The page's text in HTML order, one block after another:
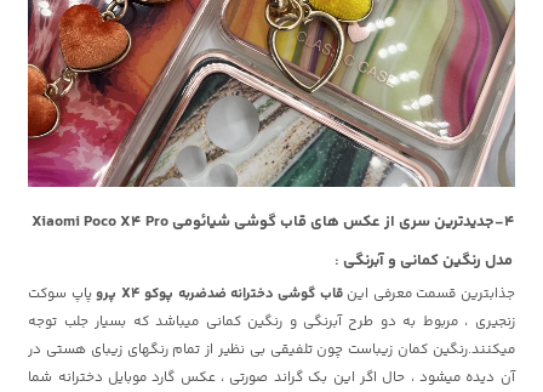
4-جدیدترین سری از عکس های قاب گوشی شیائومی Xiaomi Poco X4 Pro
مدل رنگین کمانی و آبرنگی :
جذابترین قسمت معرفی اینقاب گوشی دخترانه ضدضربه پوکو X4 پرو
پاپ سوکت
زنجیری ، مربوط به دو طرح آبرنگی و رنگین کمانی میباشد که بسیار جلب توجه
میکنند.رنگین کمان زیباست چون تلفیقی بی نظیر از تمام رنگهای زیبای هستی در
آن دیده میشود ، حال اگر این بک گراند صورتی ، عکس گارد موبایل دخترانه شما